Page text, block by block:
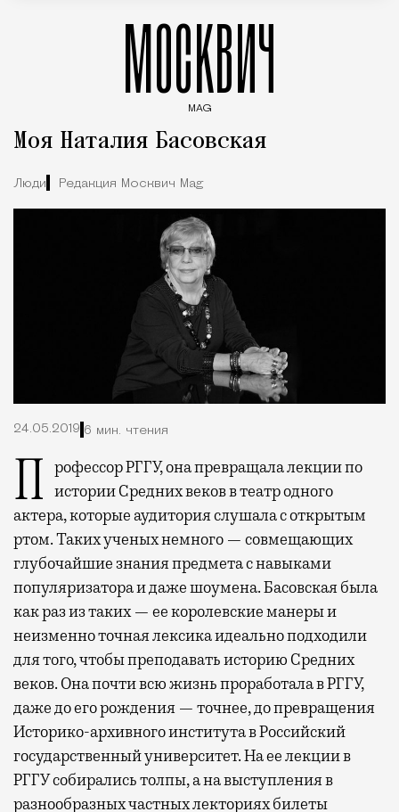
МОСКВИЧ
MAG
Моя Наталия Басовская
Люди Редакция Москвич Mag
24.05.2019 6 мин. чтения
Профессор РГГУ, она превращала лекции по истории Средних веков в театр одного
актера, которые аудитория слушала с открытым
ртом.Таких ученых немного — совмещающих
глубочайшие знания предмета с навыками
популяризатора и даже шоумена. Басовская была
как раз из таких — ее королевские манеры и
неизменно точная лексика идеально подходили
для того, чтобы преподавать историю Средних
веков. Она почти всю жизнь проработала в РГГУ,
даже до его рождения — точнее, до превращения
Историко-архивного института в Российский
государственный университет. На ее лекции в
РГГУ собирались толпы, а на выступления в
разнообразных частных лекториях билеты